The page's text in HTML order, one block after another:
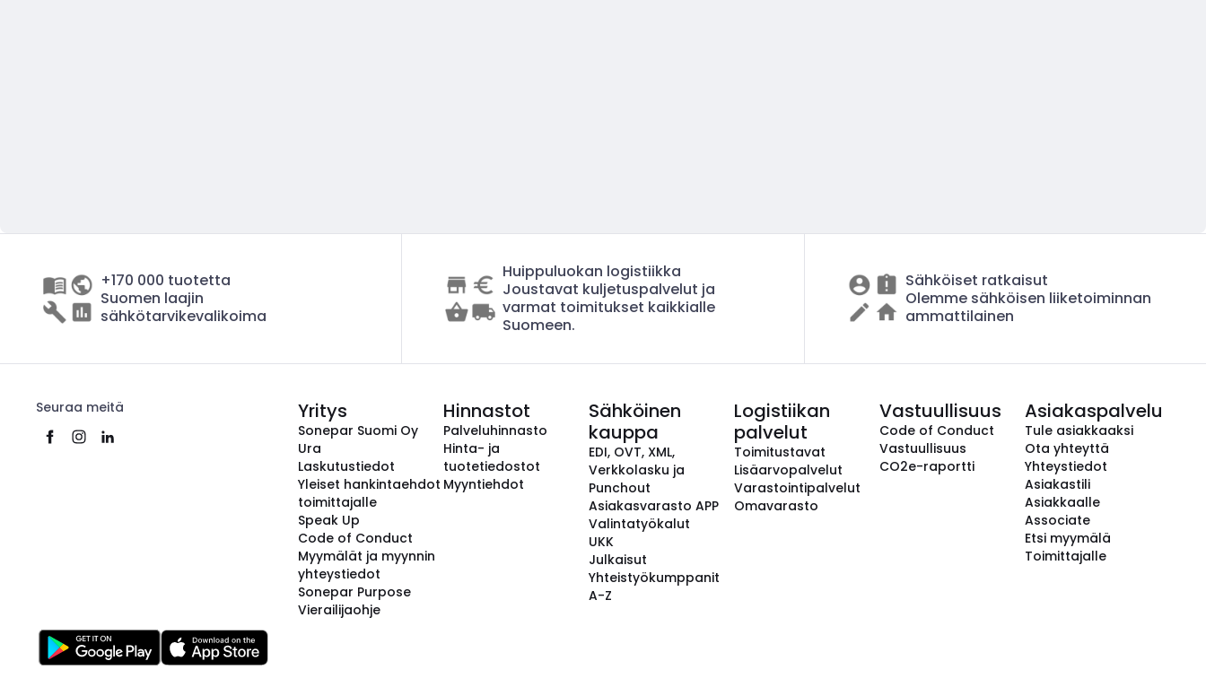
+170 000 tuotetta
Suomen laajin
sähkötarvikevalikoima
Huippuluokan logistiikka
Joustavat kuljetuspalvelut ja
varmat toimitukset kaikkialle
Suomeen.
Sähköiset ratkaisut
Olemme sähköisen liiketoiminnan
ammattilainen
Seuraa meitä Yritys
Sonepar Suomi Oy
Ura
Laskutustiedot
Yleiset hankintaehdot
toimittajalle
Speak Up
Code of Conduct
Myymälät ja myynnin
yhteystiedot
Sonepar Purpose
Vierailijaohje
Hinnastot
Palveluhinnasto
Hinta- ja
tuotetiedostot
Myyntiehdot
Sähköinen
kauppa
EDI, OVT, XML,
Verkkolasku ja
Punchout
Asiakasvarasto APP
Valintatyökalut
UKK
Julkaisut
Yhteistyökumppanit
A-Z
Logistiikan
palvelut
Toimitustavat
Lisäarvopalvelut
Varastointipalvelut
Omavarasto
Vastuullisuus
Code of Conduct
Vastuullisuus
CO2e-raportti
Asiakaspalvelu
Tule asiakkaaksi
Ota yhteyttä
Yhteystiedot
Asiakastili
Asiakkaalle
Associate
Etsi myymälä
Toimittajalle